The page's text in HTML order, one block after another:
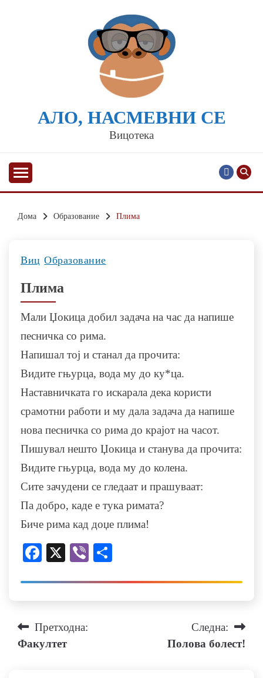
АЛО, НАСМЕВНИ СЕ
Вицотека
Дома Образованиe Плима
Виц Образованиe
Плима
Мали Џокица добил задача на час да напише
песничка со рима.
Напишал тој и станал да прочита:
Видите гњурца, вода му до ку*ца.
Наставничката го искарала дека користи
срамотни работи и му дала задача да напише
нова песничка со рима до крајот на часот.
Пишувал нешто Џокица и станува да прочита:
Видите гњурца, вода му до колена.
Сите зачудени се гледаат и прашуваат:
Па добро, каде е тука римата?
Биче рима кад доџе плима!
Facebook
X Viber
Навигација
Претходна:
Факултет
Следна:
Полова болест!